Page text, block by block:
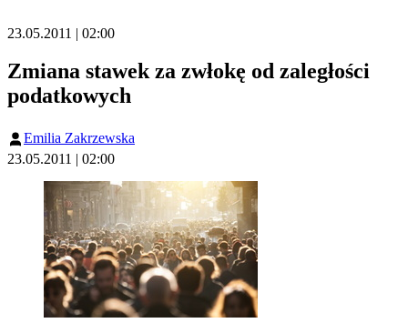
23.05.2011 | 02:00
Zmiana stawek za zwłokę od zaległości
podatkowych
Emilia Zakrzewska
23.05.2011 | 02:00